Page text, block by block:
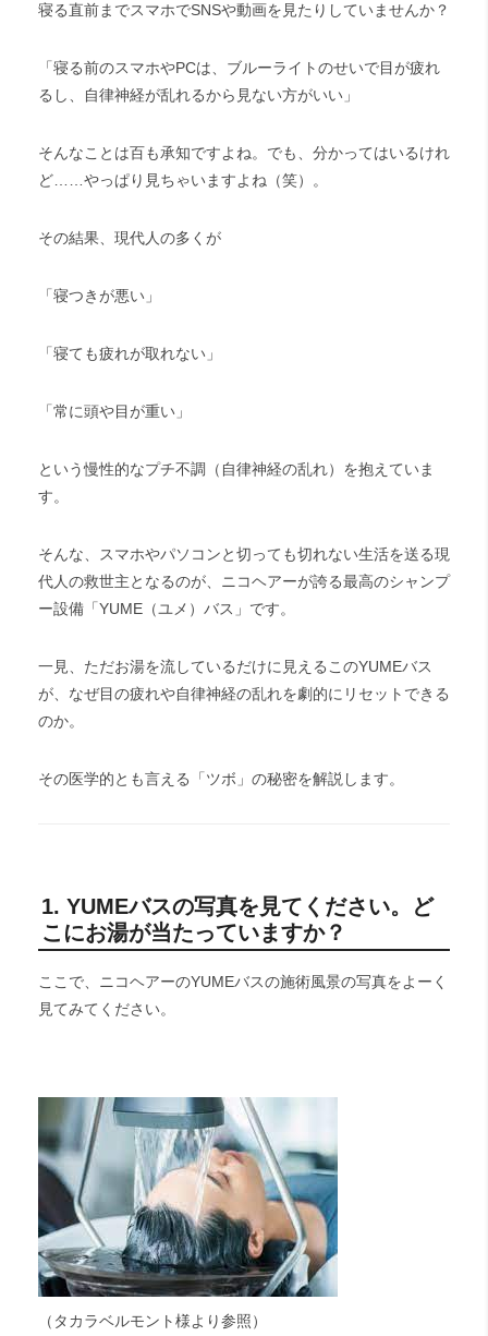
寝る直前までスマホでSNSや動画を見たりしていませんか？
「寝る前のスマホやPCは、ブルーライトのせいで目が疲れ
るし、自律神経が乱れるから見ない方がいい」
そんなことは百も承知ですよね。でも、分かってはいるけれ
ど……やっぱり見ちゃいますよね（笑）。
その結果、現代人の多くが
「寝つきが悪い」
「寝ても疲れが取れない」
「常に頭や目が重い」
という慢性的なプチ不調（自律神経の乱れ）を抱えていま
す。
そんな、スマホやパソコンと切っても切れない生活を送る現
代人の救世主となるのが、ニコヘアーが誇る最高のシャンプ
ー設備「YUME（ユメ）バス」です。
一見、ただお湯を流しているだけに見えるこのYUMEバス
が、なぜ目の疲れや自律神経の乱れを劇的にリセットできる
のか。
その医学的とも言える「ツボ」の秘密を解説します。
1. YUMEバスの写真を見てください。ど
こにお湯が当たっていますか？
ここで、ニコヘアーのYUMEバスの施術風景の写真をよーく
見てみてください。
（タカラベルモント様より参照）